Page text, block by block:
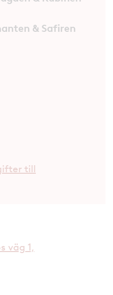
& Safiren
till